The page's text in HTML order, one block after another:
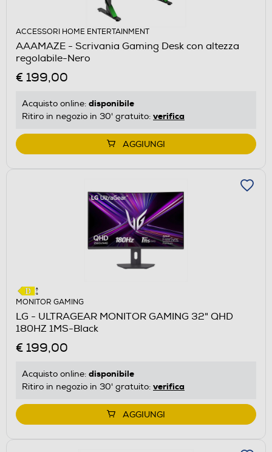
ACCESSORI HOME ENTERTAINMENT
AAAMAZE - Scrivania Gaming Desk con altezza
regolabile-Nero
€ 199,00
Acquisto online: disponibile
Ritiro in negozio in 30' gratuito: verifica
AGGIUNGI
MONITOR GAMING
LG - ULTRAGEAR MONITOR GAMING 32" QHD
180HZ 1MS-Black
€ 199,00
Acquisto online: disponibile
Ritiro in negozio in 30' gratuito: verifica
AGGIUNGI